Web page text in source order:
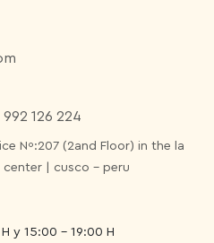
126 224
Nº:207 (2and Floor) in the la
center | cusco - peru
y 15:00 - 19:00 H